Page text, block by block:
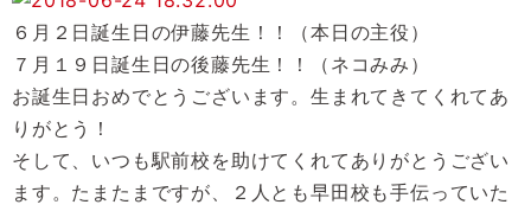
６月２日誕生日の伊藤先生！！（本日の主役）
７月１９日誕生日の後藤先生！！（ネコみみ）
お誕生日おめでとうございます。生まれてきてくれてあ
りがとう！
そして、いつも駅前校を助けてくれてありがとうござい
ます。たまたまですが、２人とも早田校も手伝っていた